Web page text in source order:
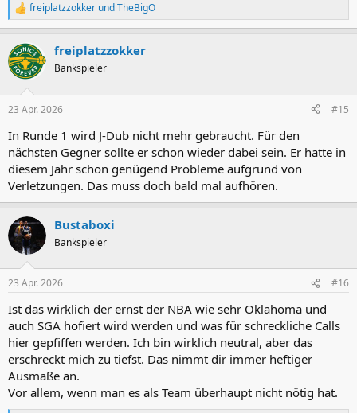
R
e
k
t
i
e
:
freiplatzzokker undTheBigO
freiplatzzokker
Bankspieler
23 Apr. 2026 #15
In Runde 1 wird J-Dub nicht mehr gebraucht. Für den
nächsten Gegner sollte er schon wieder dabei sein. Er hatte in
diesem Jahr schon genügend Probleme aufgrund von
Verletzungen. Das muss doch bald mal aufhören.
Bustaboxi
Bankspieler
23 Apr. 2026 #16
Ist das wirklich der ernst der NBA wie sehr Oklahoma und
auch SGA hofiert wird werden und was für schreckliche Calls
hier gepfiffen werden. Ich bin wirklich neutral, aber das
erschreckt mich zu tiefst. Das nimmt dir immer heftiger
Ausmaße an.
Vor allem, wenn man es als Team überhaupt nicht nötig hat.